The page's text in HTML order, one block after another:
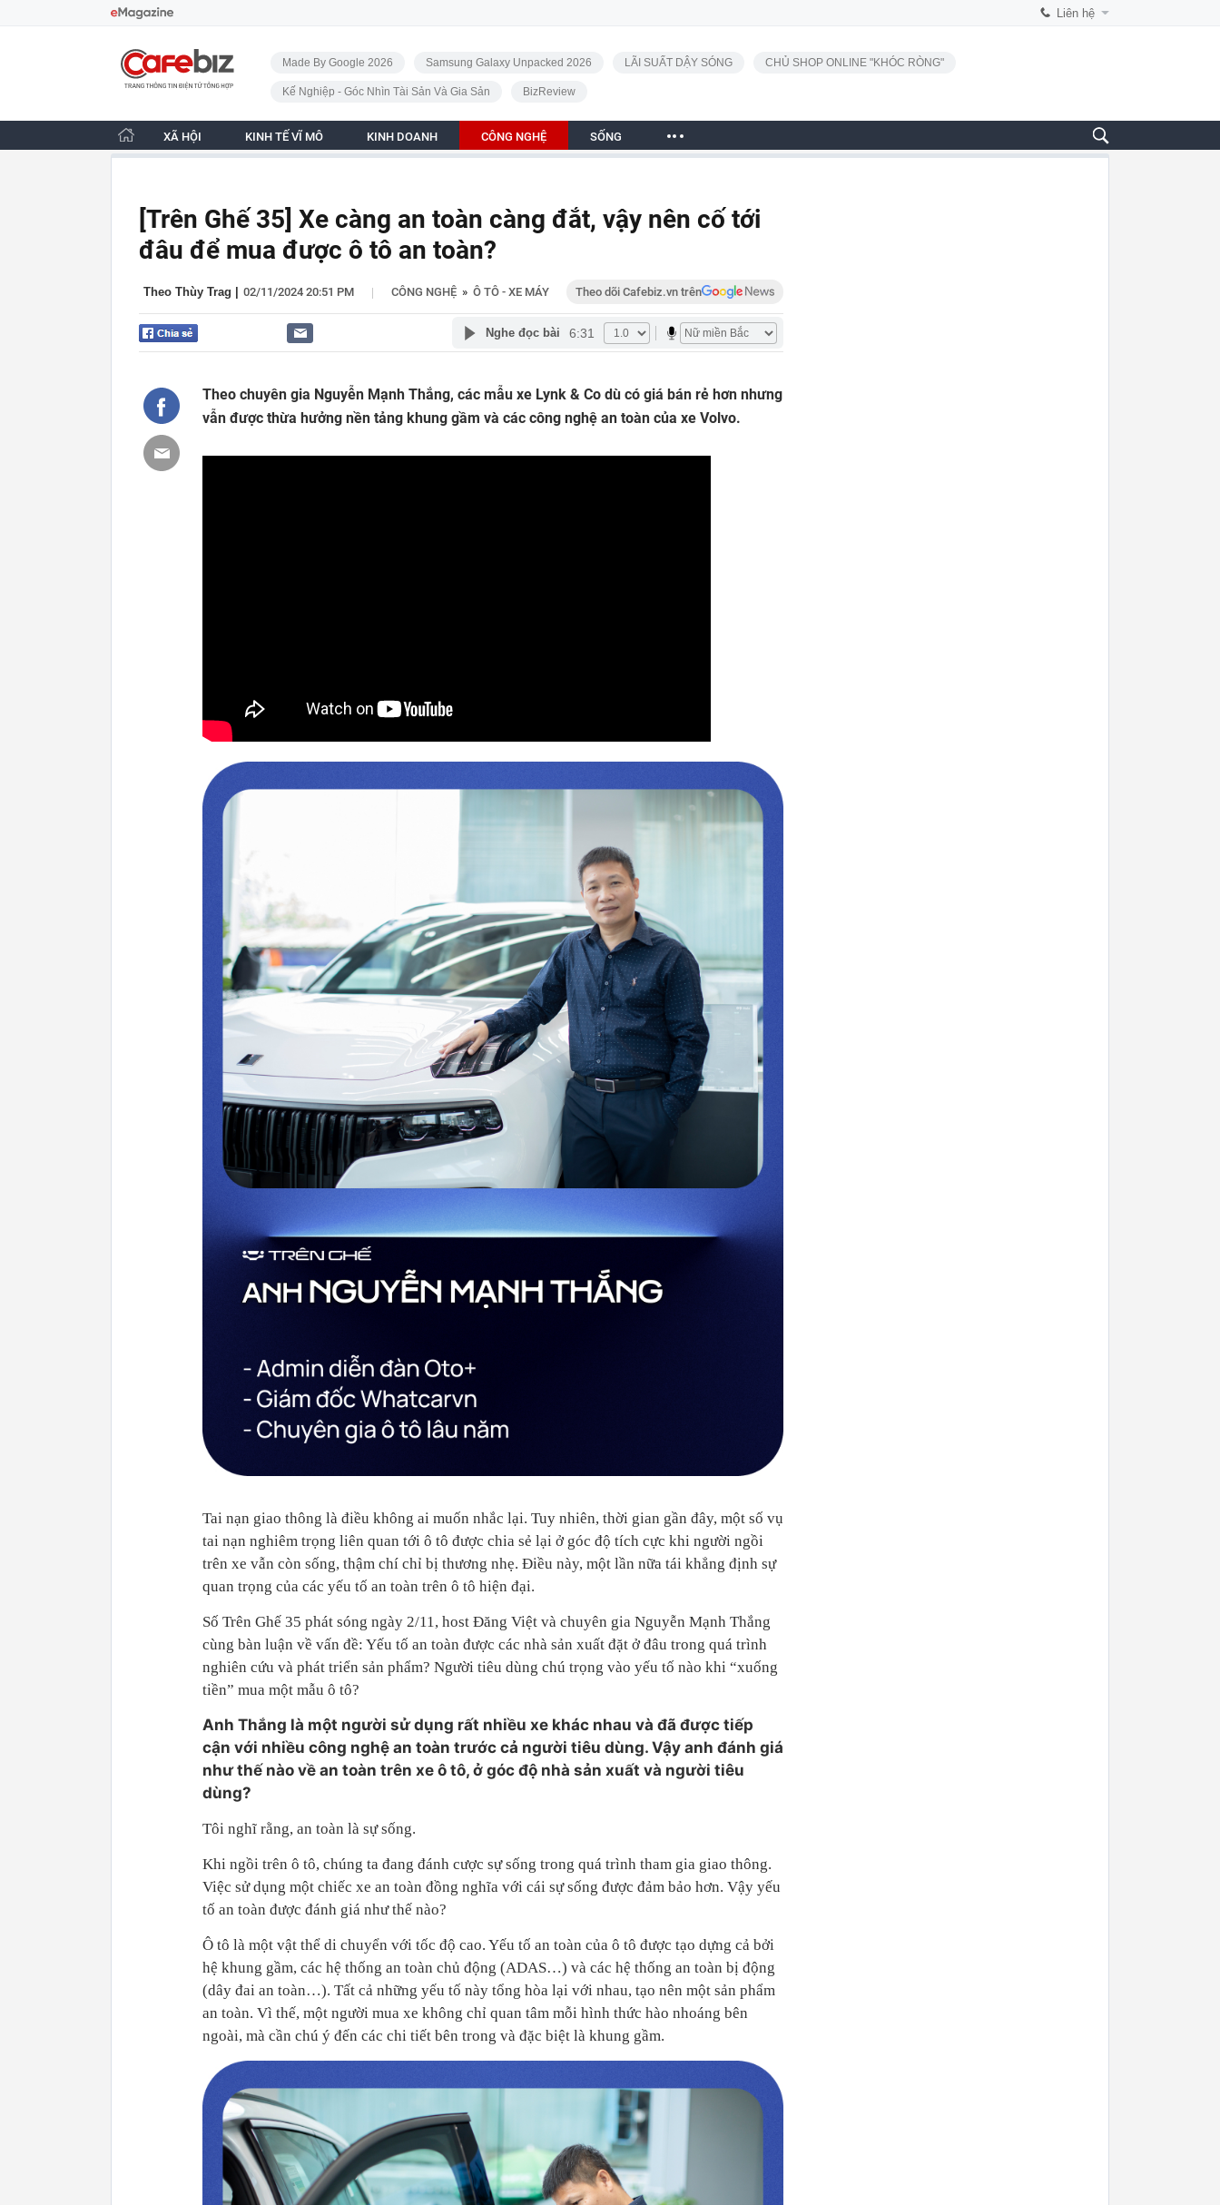
Liên hệ
CafeBiz - Trang chủ
Made By Google 2026 Samsung Galaxy Unpacked 2026 LÃI SUẤT DẬY SÓNG CHỦ SHOP ONLINE "KHÓC RÒNG"
Kế Nghiệp - Góc Nhìn Tài Sản Và Gia Sản BizReview
XÃ HỘI KINH TẾ VĨ MÔ KINH DOANH CÔNG NGHỆ SỐNG
[Trên Ghế 35] Xe càng an toàn càng đắt, vậy nên cố tới
đâu để mua được ô tô an toàn?
Theo Thùy Trag 02/11/2024 20:51 PM | CÔNG NGHỆ » Ô TÔ - XE MÁY Theo dõi Cafebiz.vn trên
Nghe đọc bài 6:31
Theo chuyên gia Nguyễn Mạnh Thắng, các mẫu xe Lynk & Co dù có giá bán rẻ hơn nhưng
vẫn được thừa hưởng nền tảng khung gầm và các công nghệ an toàn của xe Volvo.
Tai nạn giao thông là điều không ai muốn nhắc lại. Tuy nhiên, thời gian gần đây, một số vụ
tai nạn nghiêm trọng liên quan tới ô tô được chia sẻ lại ở góc độ tích cực khi người ngồi
trên xe vẫn còn sống, thậm chí chỉ bị thương nhẹ. Điều này, một lần nữa tái khẳng định sự
quan trọng của các yếu tố an toàn trên ô tô hiện đại.
Số Trên Ghế 35 phát sóng ngày 2/11, host Đăng Việt và chuyên gia Nguyễn Mạnh Thắng
cùng bàn luận về vấn đề: Yếu tố an toàn được các nhà sản xuất đặt ở đâu trong quá trình
nghiên cứu và phát triển sản phẩm? Người tiêu dùng chú trọng vào yếu tố nào khi “xuống
tiền” mua một mẫu ô tô?
Anh Thắng là một người sử dụng rất nhiều xe khác nhau và đã được tiếp
cận với nhiều công nghệ an toàn trước cả người tiêu dùng. Vậy anh đánh giá
như thế nào về an toàn trên xe ô tô, ở góc độ nhà sản xuất và người tiêu
dùng?
Tôi nghĩ rằng, an toàn là sự sống.
Khi ngồi trên ô tô, chúng ta đang đánh cược sự sống trong quá trình tham gia giao thông.
Việc sử dụng một chiếc xe an toàn đồng nghĩa với cái sự sống được đảm bảo hơn. Vậy yếu
tố an toàn được đánh giá như thế nào?
Ô tô là một vật thể di chuyển với tốc độ cao. Yếu tố an toàn của ô tô được tạo dựng cả bởi
hệ khung gầm, các hệ thống an toàn chủ động (ADAS…) và các hệ thống an toàn bị động
(dây đai an toàn…). Tất cả những yếu tố này tổng hòa lại với nhau, tạo nên một sản phẩm
an toàn. Vì thế, một người mua xe không chỉ quan tâm mỗi hình thức hào nhoáng bên
ngoài, mà cần chú ý đến các chi tiết bên trong và đặc biệt là khung gầm.